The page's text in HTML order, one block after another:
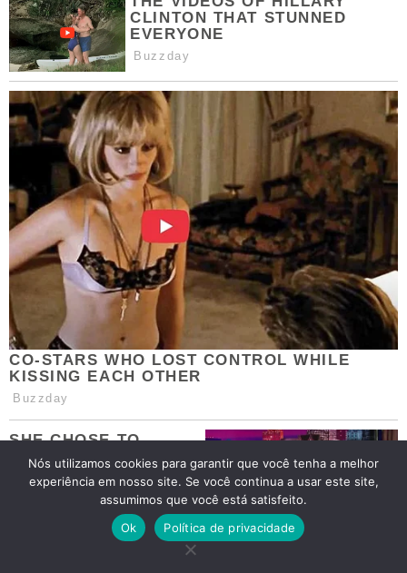
Nós utilizamos cookies para garantir que você tenha a melhor
experiência em nosso site. Se você continua a usar este site,
assumimos que você está satisfeito.
Ok
Política de privacidade